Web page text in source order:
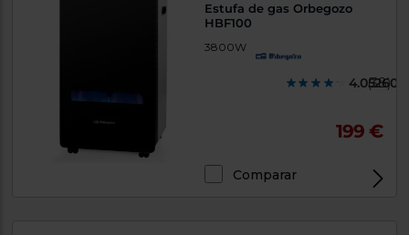
Estufa de gas Orbegozo
HBF100
3800W
(38)
199 €
Comparar